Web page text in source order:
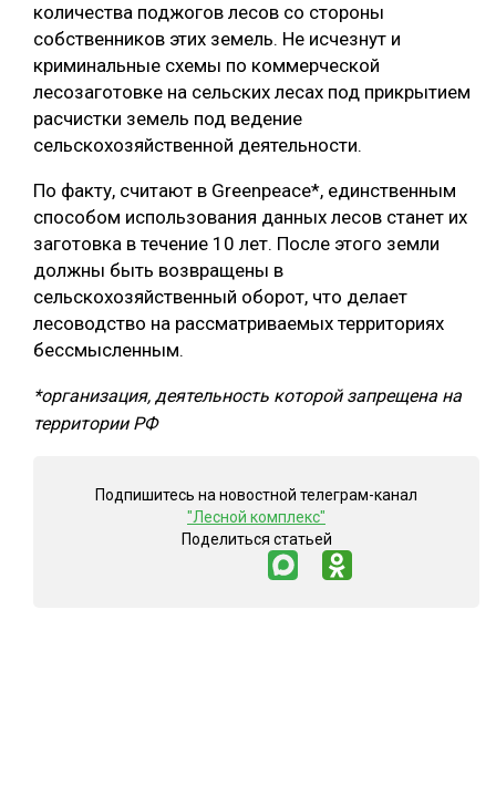
количества поджогов лесов со стороны
собственников этих земель. Не исчезнут и
криминальные схемы по коммерческой
лесозаготовке на сельских лесах под прикрытием
расчистки земель под ведение
сельскохозяйственной деятельности.
По факту, считают в Greenpeace*, единственным
способом использования данных лесов станет их
заготовка в течение 10 лет. После этого земли
должны быть возвращены в
сельскохозяйственный оборот, что делает
лесоводство на рассматриваемых территориях
бессмысленным.
*организация, деятельность которой запрещена на
территории РФ
Подпишитесь на новостной телеграм-канал
"Лесной комплекс"
Поделиться статьей